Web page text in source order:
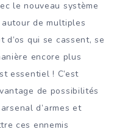
le nouveau système
autour de multiples
d’os qui se cassent, se
encore plus
essentiel ! C’est
de possibilités
d’armes et
ces ennemis